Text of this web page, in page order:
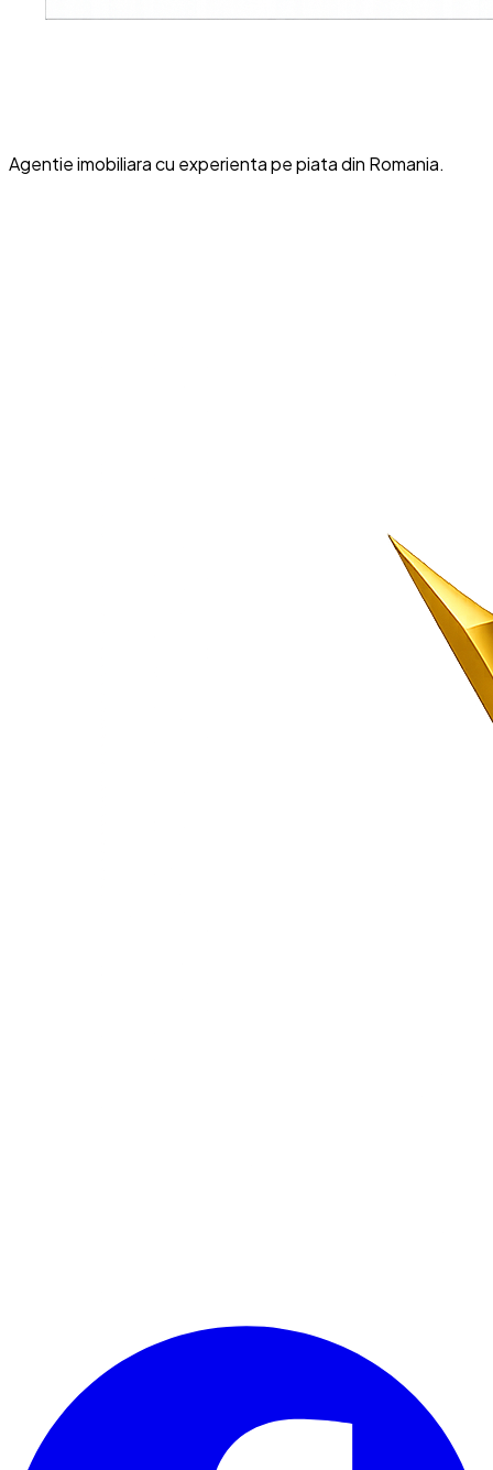
Agentie imobiliara cu experienta pe piata din Romania.